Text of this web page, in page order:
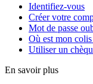
Identifiez-vous
Créer votre
Mot de passe
Où est mon colis
Utiliser un
En savoir plus